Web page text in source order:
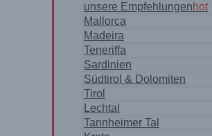
unsere Empfehlungenhot
Mallorca
Madeira
Teneriffa
Sardinien
Südtirol & Dolomiten
Tirol
Lechtal
Tannheimer Tal